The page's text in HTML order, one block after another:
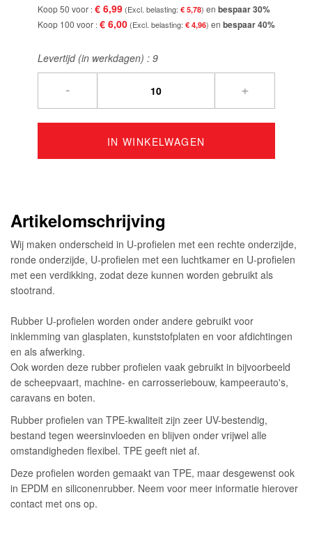
Koop 50 voor € 6,99 € 5,78 en bespaar30%
Koop 100 voor € 6,00 € 4,96 en bespaar40%
Levertijd (in werkdagen) : 9
- +
IN WINKELWAGEN
Artikelomschrijving
Wij maken onderscheid in U-profielen met een rechte onderzijde,
ronde onderzijde, U-profielen met een luchtkamer en U-profielen
met een verdikking, zodat deze kunnen worden gebruikt als
stootrand.
Rubber U-profielen worden onder andere gebruikt voor
inklemming van glasplaten, kunststofplaten en voor afdichtingen
en als afwerking.
Ook worden deze rubber profielen vaak gebruikt in bijvoorbeeld
de scheepvaart, machine- en carrosseriebouw, kampeerauto's,
caravans en boten.
Rubber profielen van TPE-kwaliteit zijn zeer UV-bestendig,
bestand tegen weersinvloeden en blijven onder vrijwel alle
omstandigheden flexibel. TPE geeft niet af.
Deze profielen worden gemaakt van TPE, maar desgewenst ook
in EPDM en siliconenrubber. Neem voor meer informatie hierover
contact met ons op.